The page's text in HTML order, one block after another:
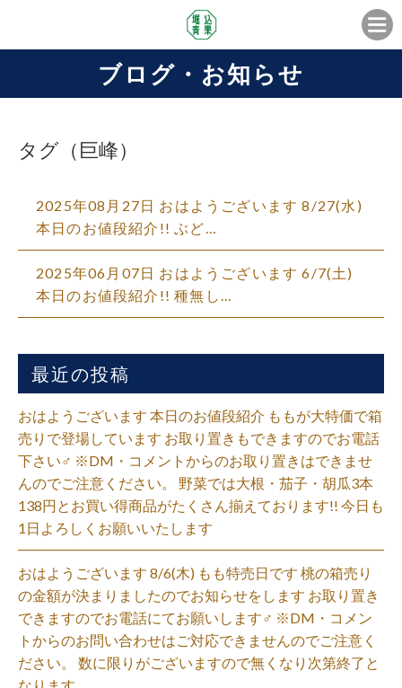
ブログ・お知らせ
タグ（巨峰）
2025年08月27日 おはようございます 8/27(水)
本日のお値段紹介!! ぶど…
2025年06月07日 おはようございます 6/7(土)
本日のお値段紹介!! 種無し…
最近の投稿
おはようございます 本日のお値段紹介 ももが大特価で箱
売りで登場しています お取り置きもできますのでお電話
下さい‍♂️ ※DM・コメントからのお取り置きはできませ
んのでご注意ください。 野菜では大根・茄子・胡瓜3本
138円とお買い得商品がたくさん揃えております!! 今日も
1日よろしくお願いいたします
おはようございます 8/6(木) もも特売日です 桃の箱売り
の金額が決まりましたのでお知らせをします お取り置き
できますのでお電話にてお願いします‍♂️ ※DM・コメン
トからのお問い合わせはご対応できませんのでご注意く
ださい。 数に限りがございますので無くなり次第終了と